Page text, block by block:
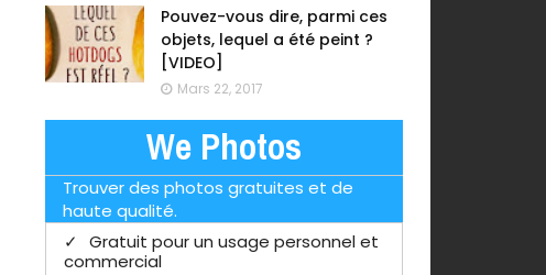
Pouvez-vous dire, parmi ces
objets, lequel a été peint ?
[VIDEO]
Mars 22, 2017
We Photos
Trouver des photos gratuites et de
haute qualité.
Gratuit pour un usage personnel et
commercial